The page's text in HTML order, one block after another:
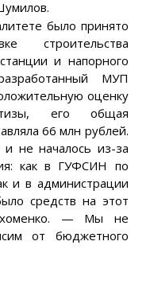
было принято
строительства
и напорного
МУП
оценку
его общая
66 млн рублей.
и не началось из-за
как в ГУФСИН по
и в администрации
средств на этот
— Мы не
от бюджетного